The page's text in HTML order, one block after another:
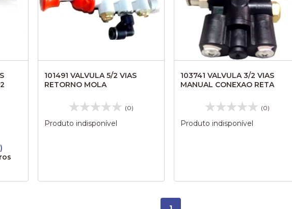
101491 VALVULA 5/2 VIAS
RETORNO MOLA
(0)
Produto indisponível
103741 VALVULA 3/2 VIAS
MANUAL CONEXAO RETA
(0)
Produto indisponível